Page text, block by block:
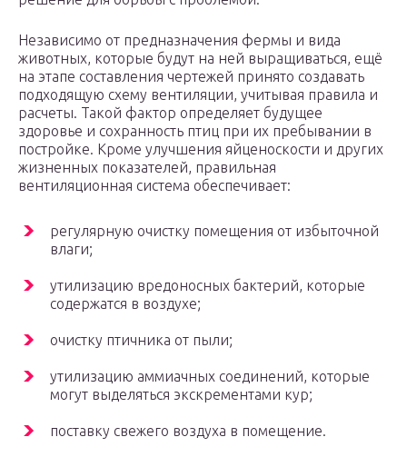
Независимо от предназначения фермы и вида
животных, которые будут на ней выращиваться, ещё
на этапе составления чертежей принято создавать
подходящую схему вентиляции, учитывая правила и
расчеты. Такой фактор определяет будущее
здоровье и сохранность птиц при их пребывании в
постройке. Кроме улучшения яйценоскости и других
жизненных показателей, правильная
вентиляционная система обеспечивает:
регулярную очистку помещения от избыточной
влаги;
утилизацию вредоносных бактерий, которые
содержатся в воздухе;
очистку птичника от пыли;
утилизацию аммиачных соединений, которые
могут выделяться экскрементами кур;
поставку свежего воздуха в помещение.